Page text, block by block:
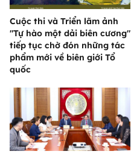
Cuộc thi và Triển lãm ảnh
"Tự hào một dải biên cương"
tiếp tục chờ đón những tác
phẩm mới về biên giới Tổ
quốc